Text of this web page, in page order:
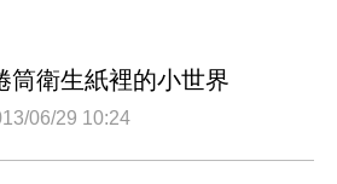
筒衛生紙裡的小世界
06/29 10:24